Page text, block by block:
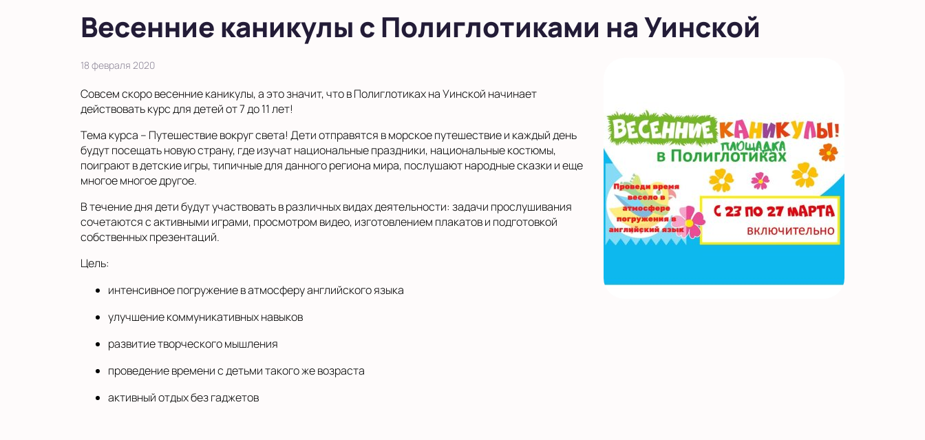
Весенние каникулы с Полиглотиками на Уинской
18 февраля 2020
Совсем скоро весенние каникулы, а это значит, что в Полиглотиках на Уинской начинает
действовать курс для детей от 7 до 11 лет!
Тема курса – Путешествие вокруг света! Дети отправятся в морское путешествие и каждый день
будут посещать новую страну, где изучат национальные праздники, национальные костюмы,
поиграют в детские игры, типичные для данного региона мира, послушают народные сказки и еще
многое многое другое.
В течение дня дети будут участвовать в различных видах деятельности: задачи прослушивания
сочетаются с активными играми, просмотром видео, изготовлением плакатов и подготовкой
собственных презентаций.
Цель:
интенсивное погружение в атмосферу английского языка
улучшение коммуникативных навыков
развитие творческого мышления
проведение времени с детьми такого же возраста
активный отдых без гаджетов